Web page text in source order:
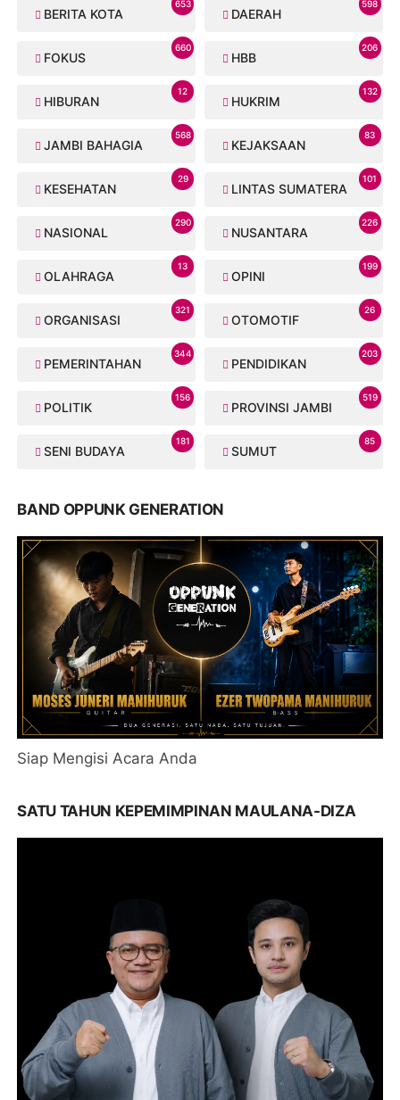
BERITA KOTA
653
DAERAH
598
FOKUS
660
HBB
206
HIBURAN
12
HUKRIM
132
JAMBI BAHAGIA
568
KEJAKSAAN
83
KESEHATAN
29
LINTAS SUMATERA
101
NASIONAL
290
NUSANTARA
226
OLAHRAGA
13
OPINI
199
ORGANISASI
321
OTOMOTIF
26
PEMERINTAHAN
344
PENDIDIKAN
203
POLITIK
156
PROVINSI JAMBI
519
SENI BUDAYA
181
SUMUT
85
BAND OPPUNK GENERATION
Siap Mengisi Acara Anda
SATU TAHUN KEPEMIMPINAN MAULANA-DIZA